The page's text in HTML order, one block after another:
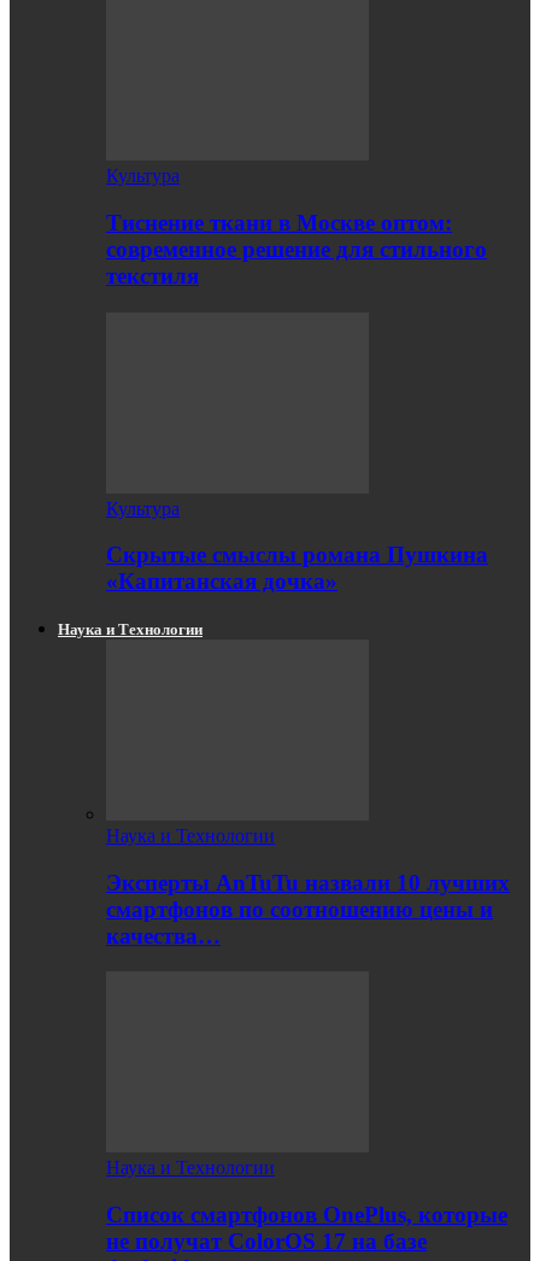
Культура
Тиснение ткани в Москве оптом:
современное решение для стильного
текстиля
Культура
Скрытые смыслы романа Пушкина
«Капитанская дочка»
Наука и Технологии
Наука и Технологии
Эксперты AnTuTu назвали 10 лучших
смартфонов по соотношению цены и
качества…
Наука и Технологии
Список смартфонов OnePlus, которые
не получат ColorOS 17 на базе